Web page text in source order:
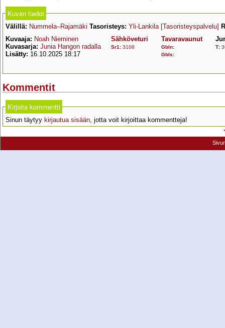
Kuvan tiedot
Välillä: Nummela–Rajamäki Tasoristeys: Yli-Lankila [Tasoristeyspalvelu]
Kuvaaja: Noah Nieminen
Kuvasarja: Junia Hangon radalla
Lisätty: 16.10.2025 18:17
Sähköveturi
Sr1 : 3108
Tavaravaunut
Gbln:
Gbls:
T:
Kommentit
Kirjoita kommentti
Sinun täytyy kirjautua sisään, jotta voit kirjoittaa kommentteja!